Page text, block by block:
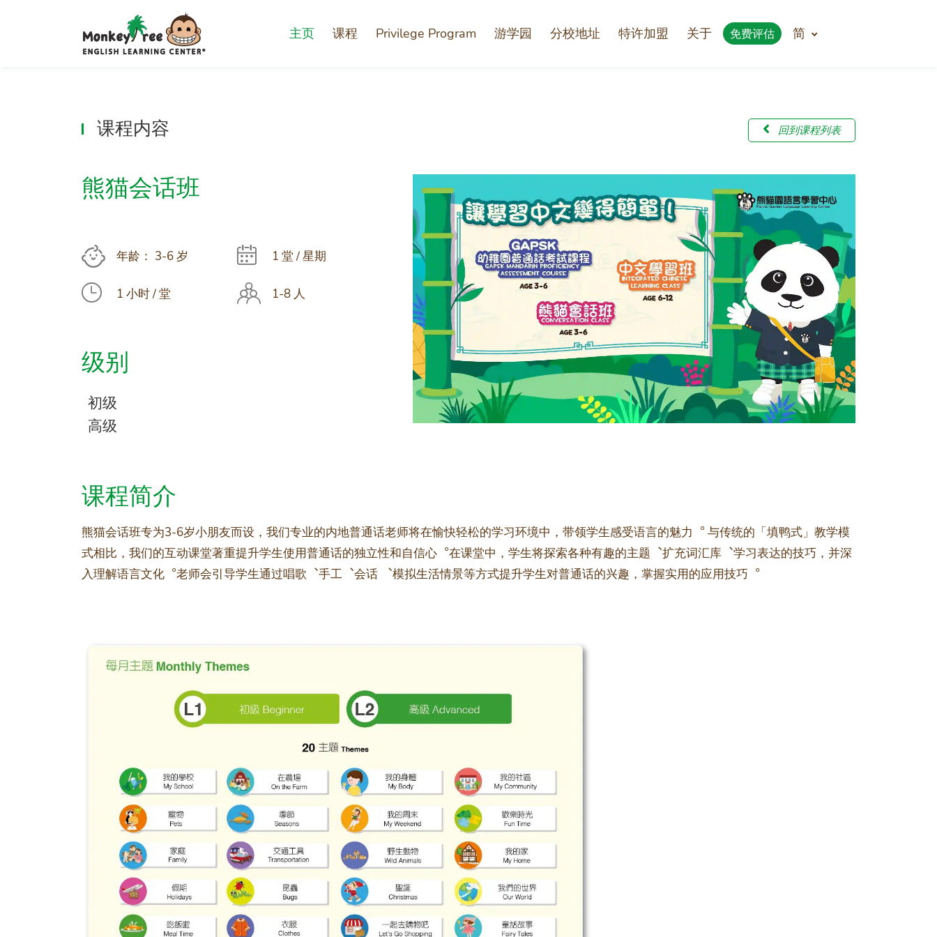
主页 课程 Privilege Program 游学园 分校地址 特许加盟 关于 免费评估 简
课程内容 回到课程列表
熊猫会话班
年龄： 3-6 岁 1 堂 / 星期
1 小时 / 堂 1-8 人
级别
初级
高级
课程简介
熊猫会话班专为3-6岁小朋友而设，我们专业的内地普通话老师将在愉快轻松的学习环境中，带领学生感受语言的魅力︒ 与传统的「填鸭式」教学模
式相比，我们的互动课堂著重提升学生使用普通话的独立性和自信心︒在课堂中，学生将探索各种有趣的主题︑扩充词汇库︑学习表达的技巧，并深
入理解语言文化︒老师会引导学生通过唱歌︑手工︑会话 ︑模拟生活情景等方式提升学生对普通话的兴趣，掌握实用的应用技巧︒